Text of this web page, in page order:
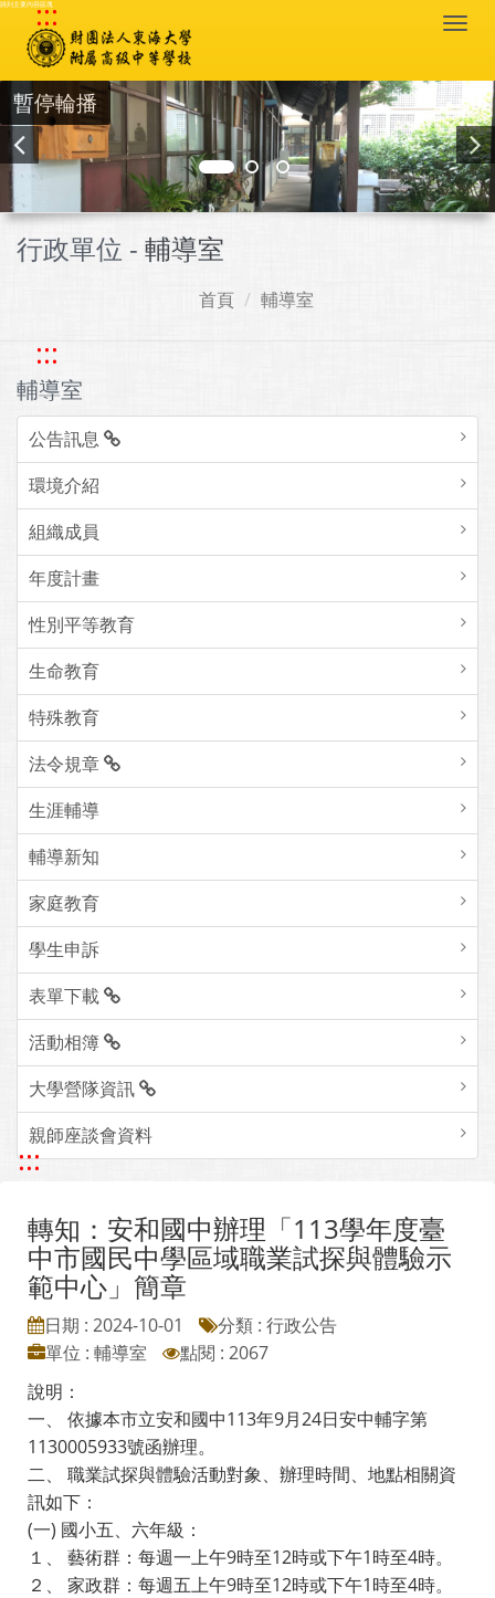
跳到主要內容區塊
:::
暫停輪播
行政單位 - 輔導室
首頁 輔導室
:::
輔導室
公告訊息
環境介紹
組織成員
年度計畫
性別平等教育
生命教育
特殊教育
法令規章
生涯輔導
輔導新知
家庭教育
學生申訴
表單下載
活動相簿
大學營隊資訊
親師座談會資料
:::
轉知：安和國中辦理「113學年度臺
中市國民中學區域職業試探與體驗示
範中心」簡章
日期 : 2024-10-01
分類 : 行政公告
單位 : 輔導室
點閱 : 2067
說明：
一、 依據本市立安和國中113年9月24日安中輔字第
1130005933號函辦理。
二、 職業試探與體驗活動對象、辦理時間、地點相關資
訊如下：
(一) 國小五、六年級：
１、 藝術群：每週一上午9時至12時或下午1時至4時。
２、 家政群：每週五上午9時至12時或下午1時至4時。